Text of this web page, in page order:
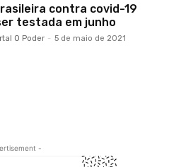
contra covid-19
testada em junho
O Poder - 5 de maio de 2021
-